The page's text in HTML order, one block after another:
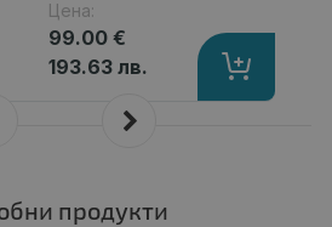
Цена:
99.00 €
193.63 лв.
продукти